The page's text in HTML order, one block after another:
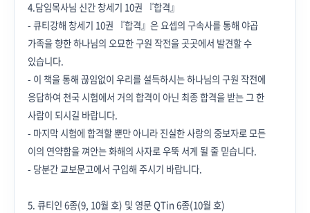
4.담임목사님 신간 창세기 10권 『합격』
- 큐티강해 창세기 10권 『합격』은 요셉의 구속사를 통해 야곱
가족을 향한 하나님의 오묘한 구원 작전을 곳곳에서 발견할 수
있습니다.
- 이 책을 통해 끊임없이 우리를 설득하시는 하나님의 구원 작전에
응답하여 천국 시험에서 거의 합격이 아닌 최종 합격을 받는 그 한
사람이 되시길 바랍니다.
- 마지막 시험에 합격할 뿐만 아니라 진실한 사랑의 중보자로 모든
이의 연약함을 껴안는 화해의 사자로 우뚝 서게 될 줄 믿습니다.
- 당분간 교보문고에서 구입해 주시기 바랍니다.
5. 큐티인 6종(9, 10월 호) 및 영문 QTin 6종(10월 호)